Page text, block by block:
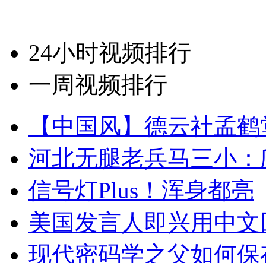
24小时视频排行
一周视频排行
【中国风】德云社孟
河北无腿老兵马三小
信号灯Plus！浑身都亮
美国发言人即兴用中
现代密码学之父如何